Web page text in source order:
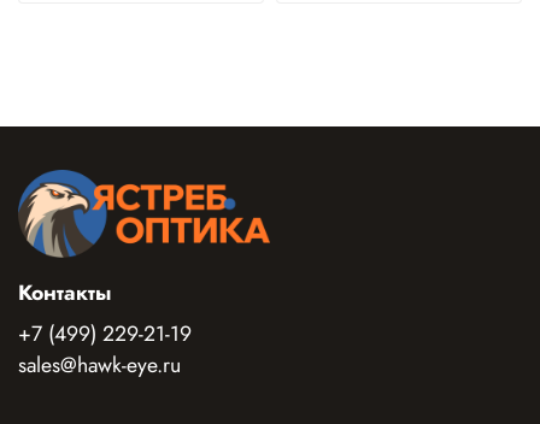
Контакты
+7 (499) 229-21-19
sales@hawk-eye.ru